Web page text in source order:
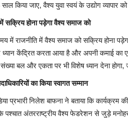
किया जाए, वैश्य युवा स्वयं के उद्योग व्यापार
सक्रिय होना पड़ेगा वैश्य समाज को
में राजनीति में वैश्य समाज को सक्रिय होना
ध्यान केंद्रित करता आया है और अपनी कमाई
बल और एकता पर भी विशेष ध्यान देना
का किया स्वागत सम्मान
प्रभारी निलेश बाफना ने बताया कि कार्यक्रम
अंतरराष्ट्रीय वैश्य फेडरेशन से जुड़े